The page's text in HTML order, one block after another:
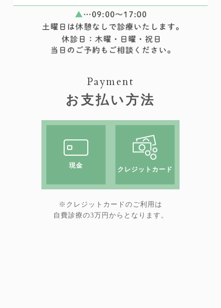
Payment
お支払い方法
現金
クレジットカード
※クレジットカードのご利用は
自費診療の3万円からとなります。